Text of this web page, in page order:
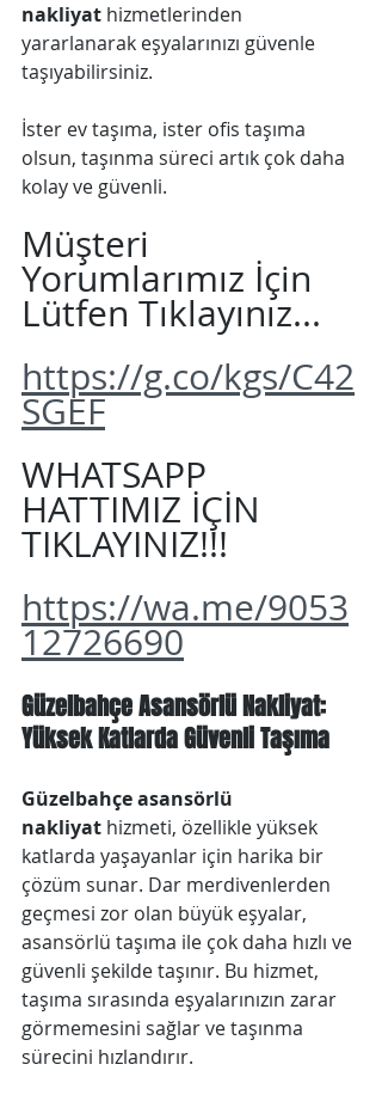
nakliyat hizmetlerinden
yararlanarak eşyalarınızı güvenle
taşıyabilirsiniz.
İster ev taşıma, ister ofis taşıma
olsun, taşınma süreci artık çok daha
kolay ve güvenli.
Müşteri
Yorumlarımız İçin
Lütfen Tıklayınız...
https://g.co/kgs/C42
SGEF
WHATSAPP
HATTIMIZ İÇİN
TIKLAYINIZ!!!
https://wa.me/9053
12726690
Güzelbahçe Asansörlü Nakliyat:
Yüksek Katlarda Güvenli Taşıma
Güzelbahçe asansörlü
nakliyat hizmeti, özellikle yüksek
katlarda yaşayanlar için harika bir
çözüm sunar. Dar merdivenlerden
geçmesi zor olan büyük eşyalar,
asansörlü taşıma ile çok daha hızlı ve
güvenli şekilde taşınır. Bu hizmet,
taşıma sırasında eşyalarınızın zarar
görmemesini sağlar ve taşınma
sürecini hızlandırır.